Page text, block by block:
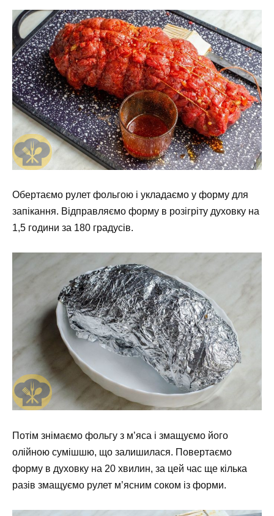
Обертаємо рулет фольгою і укладаємо у форму для
запікання. Відправляємо форму в розігріту духовку на
1,5 години за 180 градусів.
Потім знімаємо фольгу з м’яса і змащуємо його
олійною сумішшю, що залишилася. Повертаємо
форму в духовку на 20 хвилин, за цей час ще кілька
разів змащуємо рулет м’ясним соком із форми.